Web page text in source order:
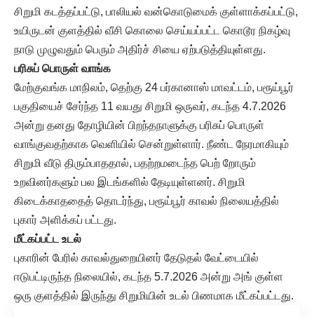
சிறுமி கடத்தப்பட்டு, பாலியல் வன்கொடுமைக் குள்ளாக்கப்பட்டு,
உயிருடன் குளத்தில் வீசி கொலை செய்யப்பட்ட கொடூர நிகழ்வு
நாடு முழுவதும் பெரும் அதிர்ச் சியை ஏற்படுத்தியுள்ளது.
பரிசுப் பொருள் வாங்க
மேற்குவங்க மாநிலம், தெற்கு 24 பர்கானாஸ் மாவட்டம், பரூய்பூர்
பகுதியைச் சேர்ந்த 11 வயது சிறுமி ஒருவர், கடந்த 4.7.2026
அன்று தனது தோழியின் பிறந்தநாளுக்கு பரிசுப் பொருள்
வாங்குவதற்காக வெளியில் சென்றுள்ளார். நீண்ட நேரமாகியும்
சிறுமி வீடு திரும்பாததால், பதற்றமடைந்த பெற் றோரும்
உறவினர்களும் பல இடங்களில் தேடியுள்ளனர். சிறுமி
கிடைக்காததைத் தொடர்ந்து, பரூய்பூர் காவல் நிலையத்தில்
புகார் அளிக்கப் பட்டது.
மீட்கப்பட்ட உடல்
புகாரின் பேரில் காவல்துறையினர் தேடுதல் வேட்டையில்
ஈடுபட்டிருந்த நிலையில், கடந்த 5.7.2026 அன்று அங் குள்ள
ஒரு குளத்தில் இருந்து சிறுமியின் உடல் பிணமாக மீட்கப்பட்டது.